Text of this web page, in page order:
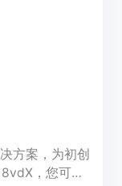
方案，为初创
，您可以